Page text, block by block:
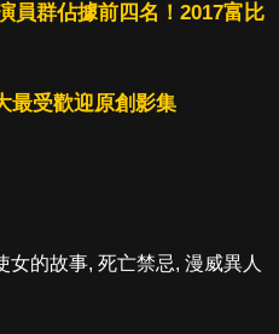
員群佔據前四名！2017富比
最受歡迎原創影集
女的故事, 死亡禁忌, 漫威異人